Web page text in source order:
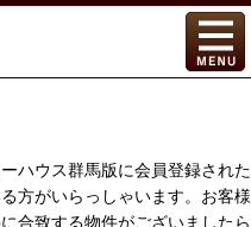
ハウス群馬版に会員登録された
方がいらっしゃいます。お客様
合致する物件がございましたら